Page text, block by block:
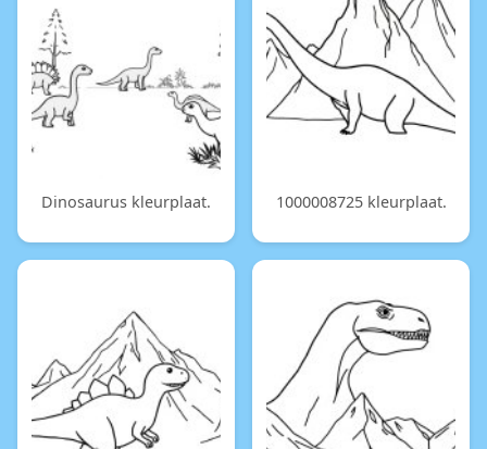
Dinosaurus kleurplaat. 1000008725 kleurplaat.